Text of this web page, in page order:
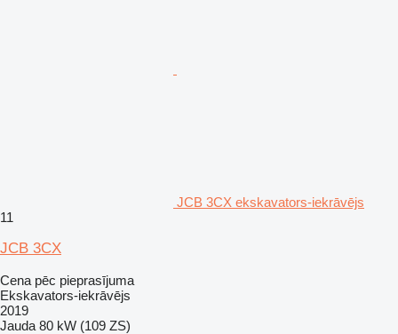
JCB 3CX ekskavators-iekrāvējs
11
JCB 3CX
Cena pēc pieprasījuma
Ekskavators-iekrāvējs
2019
Jauda 80 kW (109 ZS)